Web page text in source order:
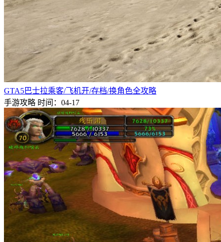
GTA5巴士拉乘客/飞机开/存档/换角色全攻略
手游攻略 时间：04-17